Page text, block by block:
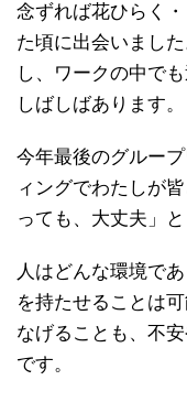
念ずれば花ひらく
た頃に出会いまし
し、ワークの中で
しばしばあります。
今年最後のグルー
ィングでわたしが
っても、大丈夫」
人はどんな環境で
を持たせることは
なげることも、不
です。